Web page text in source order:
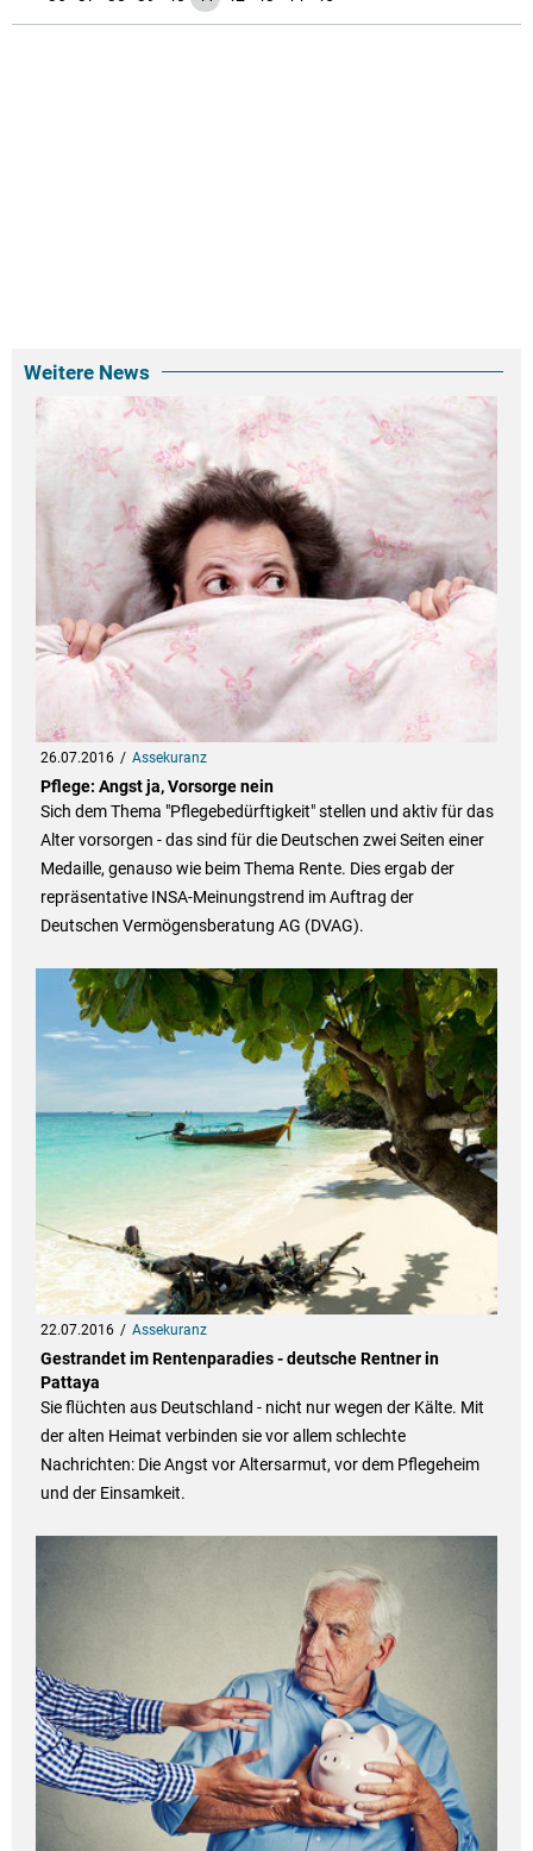
Weitere News
26.07.2016 Assekuranz
Pflege: Angst ja, Vorsorge nein
Sich dem Thema "Pflegebedürftigkeit" stellen und aktiv für das
Alter vorsorgen - das sind für die Deutschen zwei Seiten einer
Medaille, genauso wie beim Thema Rente. Dies ergab der
repräsentative INSA-Meinungstrend im Auftrag der
Deutschen Vermögensberatung AG (DVAG).
22.07.2016 Assekuranz
Gestrandet im Rentenparadies - deutsche Rentner in
Pattaya
Sie flüchten aus Deutschland - nicht nur wegen der Kälte. Mit
der alten Heimat verbinden sie vor allem schlechte
Nachrichten: Die Angst vor Altersarmut, vor dem Pflegeheim
und der Einsamkeit.